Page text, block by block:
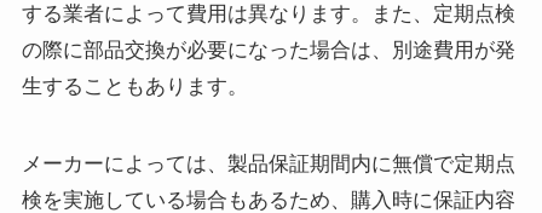
する業者によって費用は異なります。また、定期点検
の際に部品交換が必要になった場合は、別途費用が発
生することもあります。
メーカーによっては、製品保証期間内に無償で定期点
検を実施している場合もあるため、購入時に保証内容